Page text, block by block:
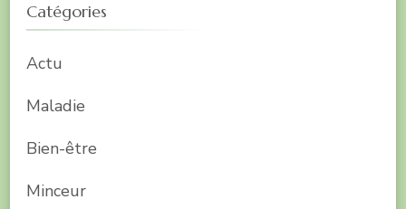
Catégories
Actu
Maladie
Bien-être
Minceur